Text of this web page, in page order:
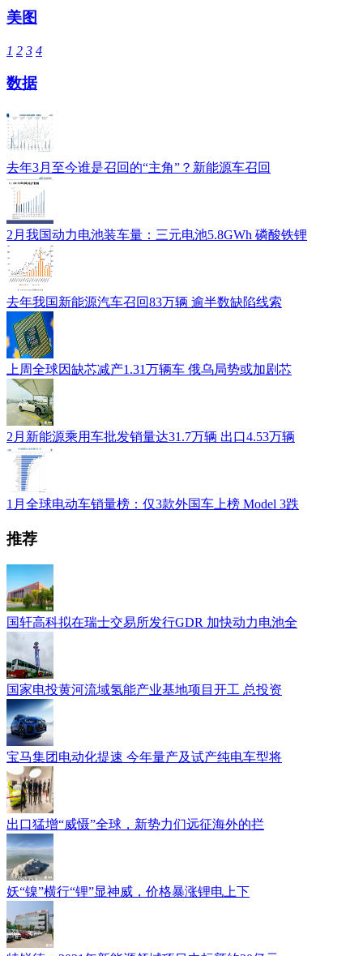
美图
1 2 3 4
数据
去年3月至今谁是召回的“主角”？新能源车召回
2月我国动力电池装车量：三元电池5.8GWh 磷酸铁锂
去年我国新能源汽车召回83万辆 逾半数缺陷线索
上周全球因缺芯减产1.31万辆车 俄乌局势或加剧芯
2月新能源乘用车批发销量达31.7万辆 出口4.53万辆
1月全球电动车销量榜：仅3款外国车上榜 Model 3跌
推荐
国轩高科拟在瑞士交易所发行GDR 加快动力电池全
国家电投黄河流域氢能产业基地项目开工 总投资
宝马集团电动化提速 今年量产及试产纯电车型将
出口猛增“威慑”全球，新势力们远征海外的拦
妖“镍”横行“锂”显神威，价格暴涨锂电上下